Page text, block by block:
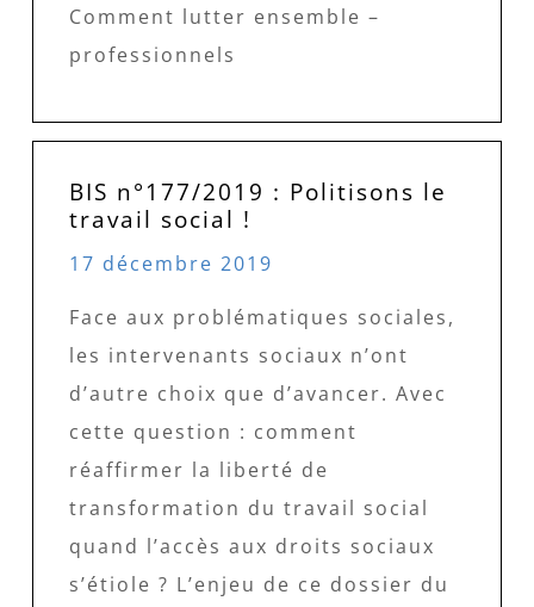
Comment lutter ensemble –
professionnels
BIS n°177/2019 : Politisons le
travail social !
17 décembre 2019
Face aux problématiques sociales,
les intervenants sociaux n’ont
d’autre choix que d’avancer. Avec
cette question : comment
réaffirmer la liberté de
transformation du travail social
quand l’accès aux droits sociaux
s’étiole ? L’enjeu de ce dossier du